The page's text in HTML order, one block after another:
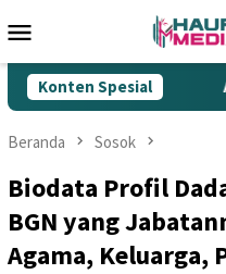
ke
Mobile
Konten Spesial
Ilegal Aksi
Beranda Sosok
Biodata Profil
BGN yang
Agama, Keluarga,